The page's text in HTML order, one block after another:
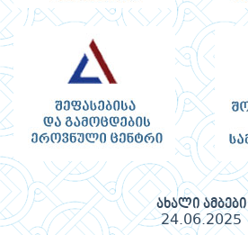
ახალი ამბები
24.06.2025